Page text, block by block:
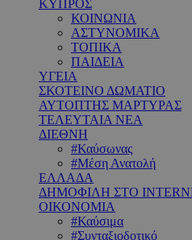
ΚΥΠΡΟΣ
ΚΟΙΝΩΝΙΑ
ΑΣΤΥΝΟΜΙΚΑ
ΤΟΠΙΚΑ
ΠΑΙΔΕΙΑ
ΥΓΕΙΑ
ΣΚΟΤΕΙΝΟ ΔΩΜΑΤΙΟ
ΑΥΤΟΠΤΗΣ ΜΑΡΤΥΡΑΣ
ΤΕΛΕΥΤΑΙΑ ΝΕΑ
ΔΙΕΘΝΗ
#Καύσωνας
#Μέση Ανατολή
ΕΛΛΑΔΑ
ΔΗΜΟΦΙΛΗ ΣΤΟ
ΟΙΚΟΝΟΜΙΑ
#Καύσιμα
#Συνταξιοδοτικό